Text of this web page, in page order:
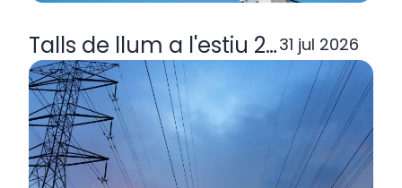
Talls de llum a l'estiu 2026: per
31 jul 2026